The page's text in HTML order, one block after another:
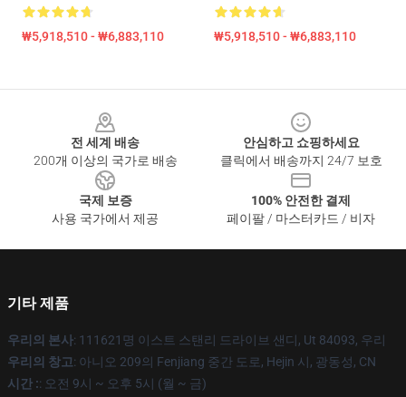
₩5,918,510 - ₩6,883,110 ₩5,918,510 - ₩6,883,110
전 세계 배송
200개 이상의 국가로 배송
안심하고 쇼핑하세요
클릭에서 배송까지 24/7 보호
국제 보증
사용 국가에서 제공
100% 안전한 결제
페이팔 / 마스터카드 / 비자
기타 제품
우리의 본사: 111621명 이스트 스탠리 드라이브 샌디, Ut 84093, 우리
우리의 창고: 아니오 209의 Fenjiang 중간 도로, Hejin 시, 광동성, CN
시간 :: 오전 9시 ~ 오후 5시 (월 ~ 금)